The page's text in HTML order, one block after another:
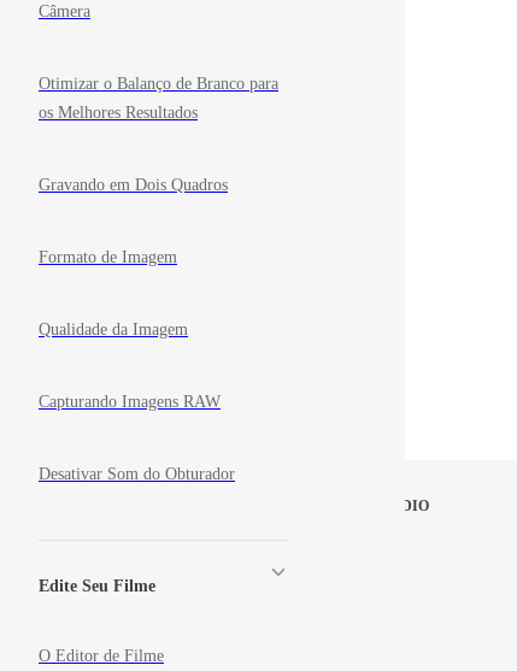
Câmera
Otimizar o Balanço de Branco para
os Melhores Resultados
Gravando em Dois Quadros
Formato de Imagem
Qualidade da Imagem
Capturando Imagens RAW
Desativar Som do Obturador
Edite Seu Filme
O Editor de Filme
STOP MOTION STUDIO
News